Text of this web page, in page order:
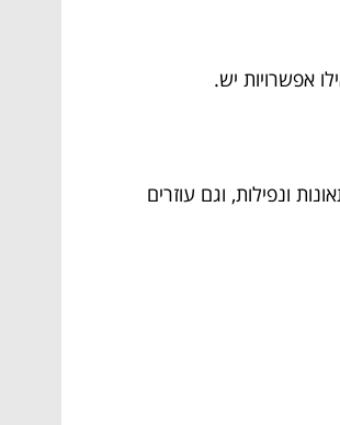
אפשרויות יש.
ונפילות, וגם עוזרים